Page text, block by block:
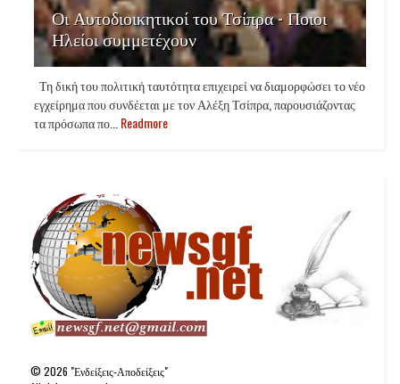
Οι Αυτοδιοικητικοί του Τσίπρα - Ποιοι
Ηλείοι συμμετέχουν
Τη δική του πολιτική ταυτότητα επιχειρεί να διαμορφώσει το νέο
εγχείρημα που συνδέεται με τον Αλέξη Τσίπρα, παρουσιάζοντας
τα πρόσωπα πο...Readmore
©2026 "Ενδείξεις-Αποδείξεις"